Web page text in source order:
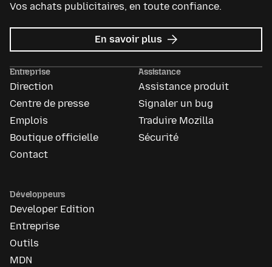
Vos achats publicitaires, en toute confiance.
En savoir plus sur
Mozilla
Entreprise
Direction
Centre de presse
Emplois
Boutique officielle
Contact
Assistance
Assistance produit
Signaler un bug
Traduire Mozilla
Sécurité
Développeurs
Developer Edition
Entreprise
Outils
MDN